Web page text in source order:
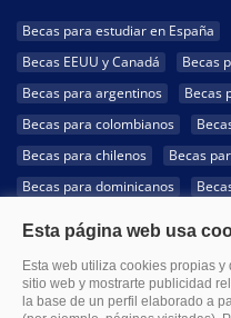
Becas para estudiar en España
Becas EEUU y Canadá
Becas
Becas para argentinos
Becas
Becas para colombianos
Becas para chilenos
Becas
Becas para dominicanos
Becas para hondureños
Becas para uruguayos
Becas